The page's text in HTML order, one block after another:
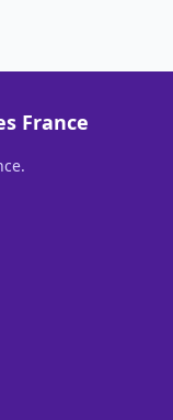
France